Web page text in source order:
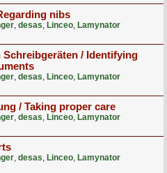
nibs
, desas, Linceo, Lamynator
Schreibgeräten / Identifying
, desas, Linceo, Lamynator
/ Taking proper care
, desas, Linceo, Lamynator
, desas, Linceo, Lamynator